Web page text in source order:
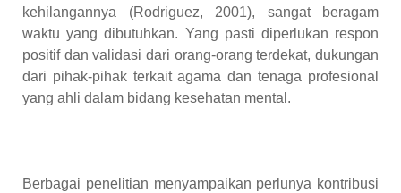
kehilangannya (Rodriguez, 2001), sangat beragam
waktu yang dibutuhkan. Yang pasti diperlukan respon
positif dan validasi dari orang-orang terdekat, dukungan
dari pihak-pihak terkait agama dan tenaga profesional
yang ahli dalam bidang kesehatan mental.
Berbagai penelitian menyampaikan perlunya kontribusi